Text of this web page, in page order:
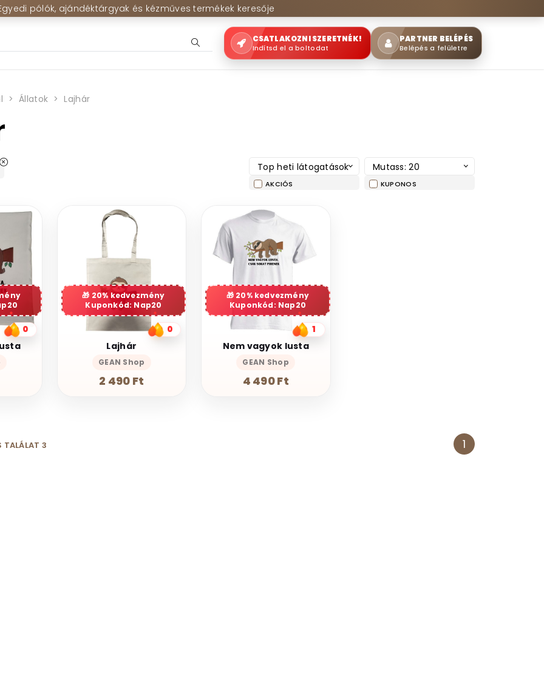
pólók, ajándéktárgyak és kézműves termékek keresője
CSATLAKOZNI SZERETNÉK!
Indítsd el a boltodat
PARTNER BELÉPÉS
Belépés a felületre
Állatok Lajhár
Top heti látogatások Mutass: 20
AKCIÓS KUPONOS
0
20% kedvezmény
Kuponkód: Nap20
0
Lajhár
GEAN Shop
2 490 Ft
20% kedvezmény
Kuponkód: Nap20
1
Nem vagyok lusta
GEAN Shop
4 490 Ft
TALÁLAT 3 1